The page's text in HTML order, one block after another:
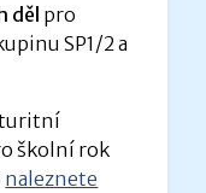
děl pro
SP1/2 a
školní rok
naleznete